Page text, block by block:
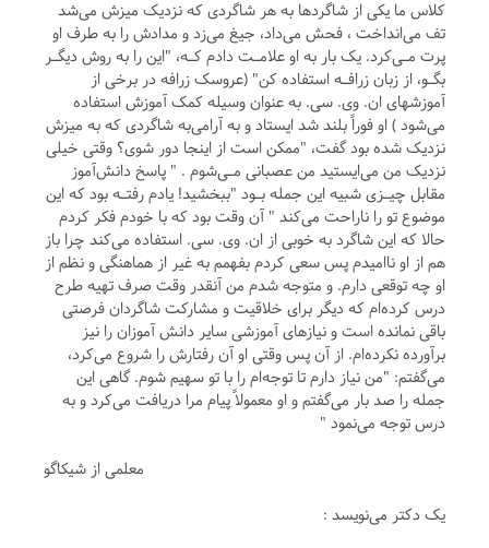
کلاس ما یکی از شاگردها به هر شاگردی که نزدیک میزش می‌شد
تف می‌انداخت ، فحش می‌داد، جیغ می‌زد و مدادش را به طرف او
پرت مـی‌کرد. یک بار به او علامـت دادم کـه، "این را به روش دیگـر
بگـو، از زبان زرافـه استفاده کن" (عروسک زرافه در برخی از
آموزشهای ان. وی. سی. به عنوان وسیله کمک آموزش استفاده
می‌شود ) او فوراً بلند شد ایستاد و به آرامی‌به شاگردی که به میزش
نزدیک شده بود گفت، "ممکن است از اینجا دور شوی؟ وقتی خیلی
نزدیک من می‌ایستید من عصبانی مـی‌شوم . " پاسخ دانش‌آموز
مقابل چیـزی شبیه این جمله بـود "ببخشید! یادم رفتـه بود که این
موضوع تو را ناراحت می‌کند " آن وقت بود که با خودم فکر کردم
حالا که این شاگرد به خوبی از ان. وی. سی. استفاده می‌کند چرا باز
هم از او ناامیدم پس سعی کردم بفهمم به غیر از هماهنگی و نظم از
او چه توقعی دارم. و متوجه شدم من آنقدر وقت صرف تهیه طرح
درس کرده‌ام که دیگر برای خلاقیت و مشارکت شاگردان فرصتی
باقی نمانده است و نیازهای آموزشی سایر دانش آموزان را نیز
برآورده نکرده‌ام. از آن پس وقتی او آن رفتارش را شروع می‌کرد،
می‌گفتم: "من نیاز دارم تا توجه‌ام را با تو سهیم شوم. گاهی این
جمله را صد بار می‌گفتم و او معمولاً پیام مرا دریافت می‌کرد و به
درس توجه می‌نمود "
معلمی از شیکاگو
یک دکتر می‌نویسد :